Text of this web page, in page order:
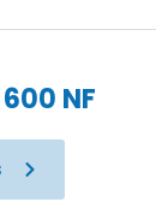
NF